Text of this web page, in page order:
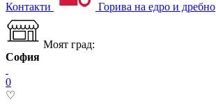
Контакти Горива на едро и дребно
Моят град:
София
0
♡